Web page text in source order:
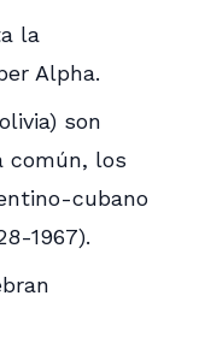
la
Alpha.
son
común, los
cubano
1967).